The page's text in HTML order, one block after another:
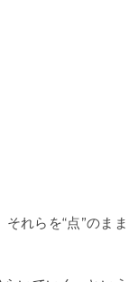
れらを“点”のまま